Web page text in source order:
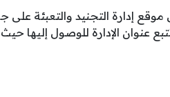
إدارة التجنيد والتعبئة
عنوان الإدارة للوصول إليها